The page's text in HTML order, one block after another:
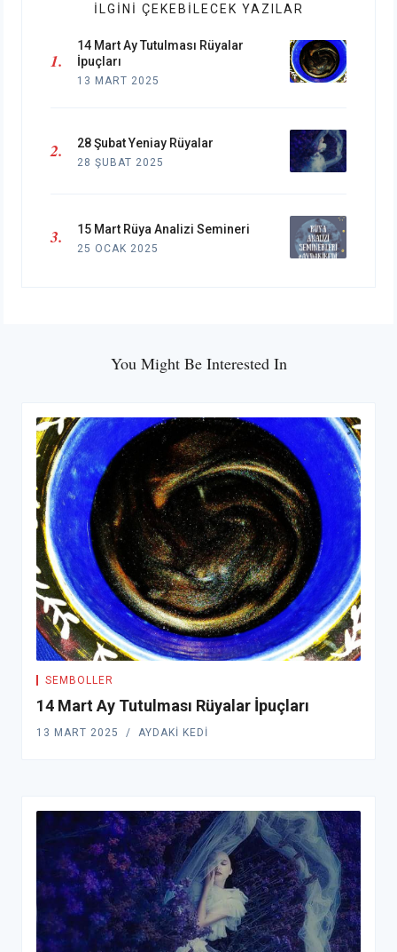
İLGINI ÇEKEBILECEK YAZILAR
14 Mart Ay Tutulması Rüyalar
İpuçları
13 MART 2025
28 Şubat Yeniay Rüyalar
28 ŞUBAT 2025
15 Mart Rüya Analizi Semineri
25 OCAK 2025
You Might Be Interested In
SEMBOLLER
14 Mart Ay Tutulması Rüyalar İpuçları
13 MART 2025 AYDAKI KEDI